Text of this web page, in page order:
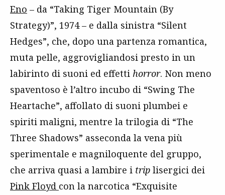
Eno – da “Taking Tiger Mountain (By
Strategy)”, 1974 – e dalla sinistra “Silent
Hedges”, che, dopo una partenza romantica,
muta pelle, aggrovigliandosi presto in un
labirinto di suoni ed effetti horror. Non meno
spaventoso è l’altro incubo di “Swing The
Heartache”, affollato di suoni plumbei e
spiriti maligni, mentre la trilogia di “The
Three Shadows” asseconda la vena più
sperimentale e magniloquente del gruppo,
che arriva quasi a lambire i trip lisergici dei
Pink Floyd con la narcotica “Exquisite